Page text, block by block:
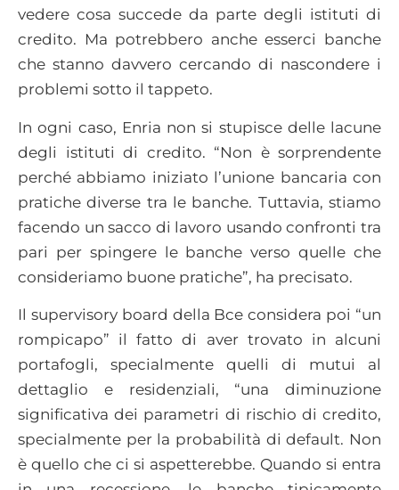
vedere cosa succede da parte degli istituti di
credito. Ma potrebbero anche esserci banche
che stanno davvero cercando di nascondere i
problemi sotto il tappeto.
In ogni caso, Enria non si stupisce delle lacune
degli istituti di credito. “Non è sorprendente
perché abbiamo iniziato l’unione bancaria con
pratiche diverse tra le banche. Tuttavia, stiamo
facendo un sacco di lavoro usando confronti tra
pari per spingere le banche verso quelle che
consideriamo buone pratiche”, ha precisato.
Il supervisory board della Bce considera poi “un
rompicapo” il fatto di aver trovato in alcuni
portafogli, specialmente quelli di mutui al
dettaglio e residenziali, “una diminuzione
significativa dei parametri di rischio di credito,
specialmente per la probabilità di default. Non
è quello che ci si aspetterebbe. Quando si entra